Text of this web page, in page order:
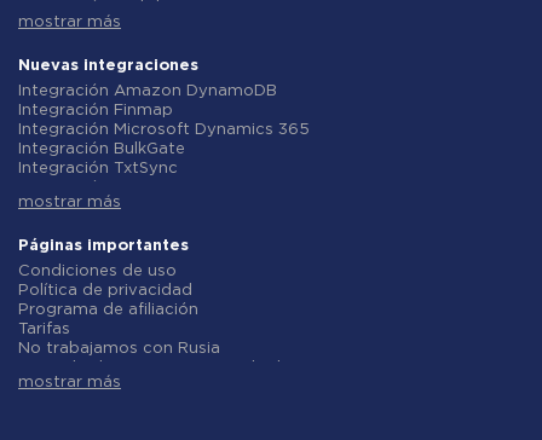
Integración Gmail
Integración ClickUp
Integración Airtable
Integración Google Contacts
Integración OpenAI (ChatGPT)
Integración Instagram
Integración ActiveCampaign
Integración Typeform
Integración Salesforce CRM
Integración Notion
Integración AWeber
Integración Asana
Integración ZOHO CRM
Integración Webhooks
Integración GetResponse
Integración WooCommerce
mostrar más
Nuevas integraciones
Integración Amazon DynamoDB
Integración Finmap
Integración Microsoft Dynamics 365
Integración BulkGate
Integración TxtSync
Integración Corezoid
Integración Instasent
Integración AtomPark
Integración TXTImpact
Integración Campaign Monitor
Integración CM.com
Integración D7 Networks
Integración SMS.to
Integración SMSGlobal
mostrar más
Páginas importantes
Condiciones de uso
Política de privacidad
Programa de afiliación
Tarifas
No trabajamos con Rusia
Politica de reembolso
mostrar más